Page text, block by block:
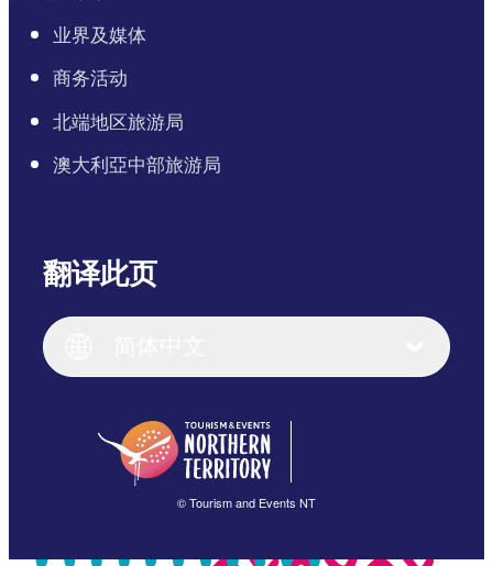
业界及媒体
商务活动
北端地区旅游局
澳大利亞中部旅游局
翻译此页
English
English (US)
English
(Singapore)
繁體中文
© Tourism and Events NT